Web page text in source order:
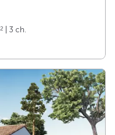
2
| 3 ch.